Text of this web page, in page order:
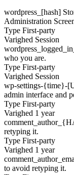
wordpress_[hash]
Administration
Type First-party
Varighed Session
who you are.
Type First-party
Varighed Session
wp-settings-{time}-
admin interface and
Type First-party
Varighed 1 year
retyping it.
Type First-party
Varighed 1 year
to avoid retyping it.